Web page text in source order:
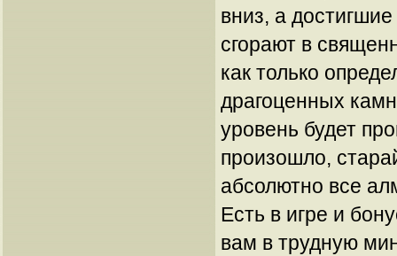
вниз, а
сгорают в
как только
драгоценных
уровень будет
произошло,
абсолютно все
Есть в игре и
вам в трудную